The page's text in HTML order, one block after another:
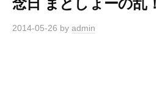
念日 まとしょーの乱！
2014-05-26 by admin